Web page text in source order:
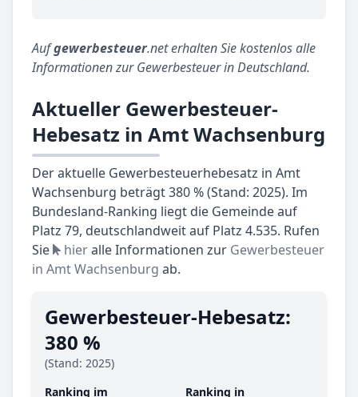
Aufgewerbesteuer.net erhalten Sie kostenlos alle
Informationen zur Gewerbesteuer in Deutschland.
Aktueller Gewerbesteuer-
Hebesatz in Amt Wachsenburg
Der aktuelle Gewerbesteuerhebesatz in Amt
Wachsenburg beträgt 380 % (Stand: 2025). Im
Bundesland-Ranking liegt die Gemeinde auf
Platz 79, deutschlandweit auf Platz 4.535. Rufen
Sie
hieralle Informationen zur Gewerbesteuer
in Amt Wachsenburg ab.
Gewerbesteuer-Hebesatz:
380 %
(Stand: 2025)
Ranking im
Ranking in